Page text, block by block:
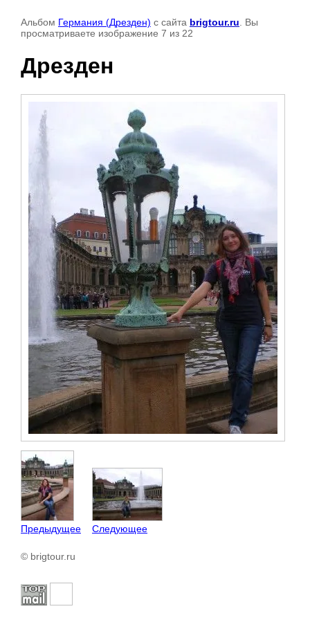
Альбом Германия (Дрезден) с сайта brigtour.ru . Вы
просматриваете изображение 7 из 22
Дрезден
Предыдущее Следующее
© brigtour.ru